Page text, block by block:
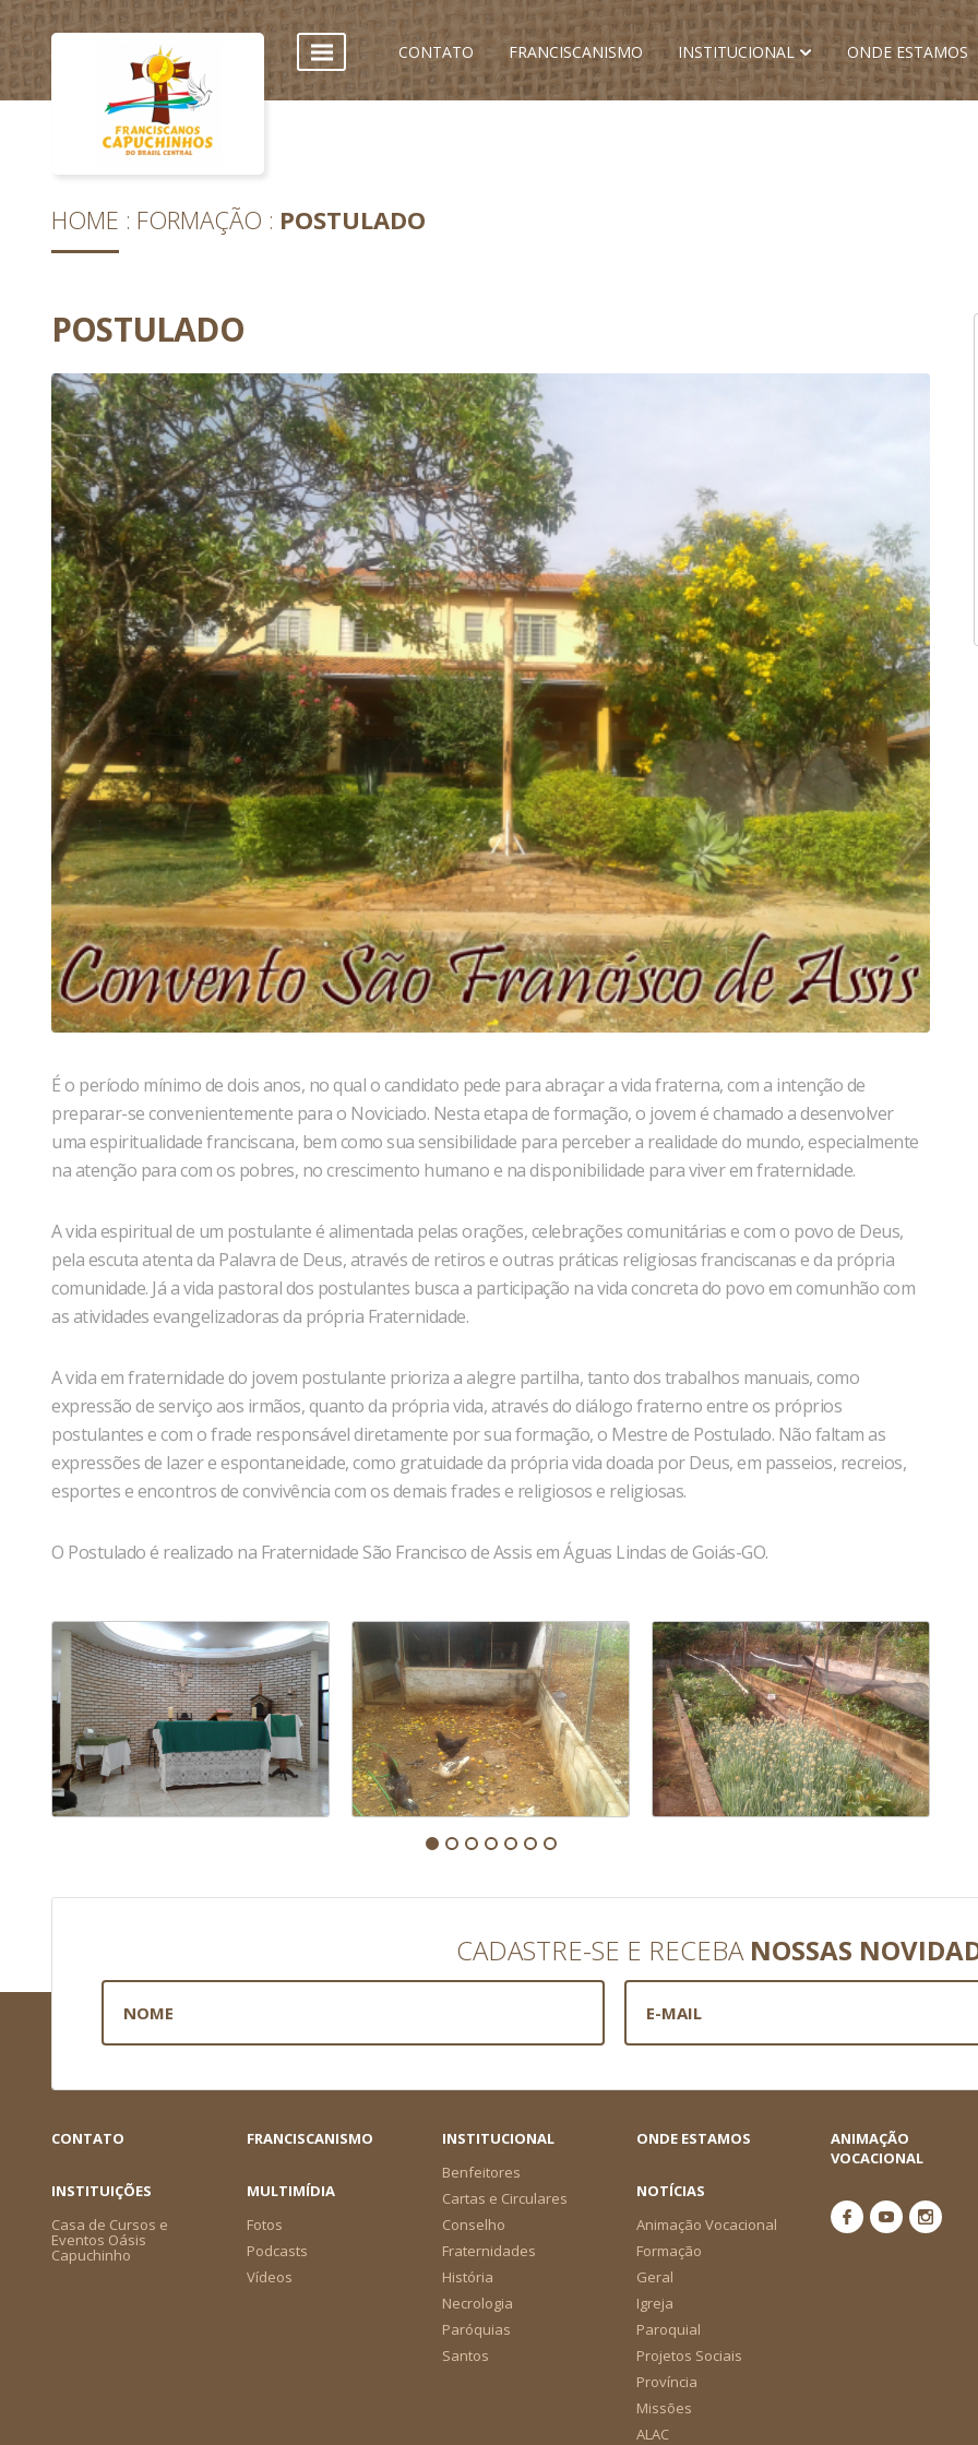
CONTATO FRANCISCANISMO INSTITUCIONAL ONDE ESTAMOS
HOME FORMAÇÃO POSTULADO
POSTULADO
É o período mínimo de dois anos, no qual o candidato pede para abraçar a vida fraterna, com a intenção de
preparar-se convenientemente para o Noviciado. Nesta etapa de formação, o jovem é chamado a desenvolver
uma espiritualidade franciscana, bem como sua sensibilidade para perceber a realidade do mundo, especialmente
na atenção para com os pobres, no crescimento humano e na disponibilidade para viver em fraternidade.
A vida espiritual de um postulante é alimentada pelas orações, celebrações comunitárias e com o povo de Deus,
pela escuta atenta da Palavra de Deus, através de retiros e outras práticas religiosas franciscanas e da própria
comunidade. Já a vida pastoral dos postulantes busca a participação na vida concreta do povo em comunhão com
as atividades evangelizadoras da própria Fraternidade.
A vida em fraternidade do jovem postulante prioriza a alegre partilha, tanto dos trabalhos manuais, como
expressão de serviço aos irmãos, quanto da própria vida, através do diálogo fraterno entre os próprios
postulantes e com o frade responsável diretamente por sua formação, o Mestre de Postulado. Não faltam as
expressões de lazer e espontaneidade, como gratuidade da própria vida doada por Deus, em passeios, recreios,
esportes e encontros de convivência com os demais frades e religiosos e religiosas.
O Postulado é realizado na Fraternidade São Francisco de Assis em Águas Lindas de Goiás-GO.
CADASTRE-SE E RECEBA NOSSAS
CONTATO FRANCISCANISMO
INSTITUCIONAL
Benfeitores
Cartas e Circulares
Conselho
Fraternidades
História
Necrologia
Paróquias
Santos
ONDE ESTAMOS
ANIMAÇÃO
VOCACIONAL
INSTITUIÇÕES
Casa de Cursos e
Eventos Oásis
Capuchinho
MULTIMÍDIA
Fotos
Podcasts
Vídeos
NOTÍCIAS
Animação Vocacional
Formação
Geral
Igreja
Paroquial
Projetos Sociais
Província
Missões
ALAC